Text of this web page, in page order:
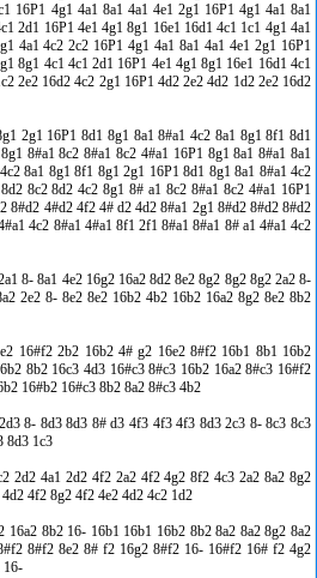
16P1 4g1 4a1 8a1 4a1 4e1 2g1 16P1 4g1 4a1 8a1
2d1 16P1 4e1 4g1 8g1 16e1 16d1 4c1 1c1 4g1 4a1
4a1 4c2 2c2 16P1 4g1 4a1 8a1 4a1 4e1 2g1 16P1
8g1 4c1 4c1 2d1 16P1 4e1 4g1 8g1 16e1 16d1 4c1
2e2 16d2 4c2 2g1 16P1 4d2 2e2 4d2 1d2 2e2 16d2
2g1 16P1 8d1 8g1 8a1 8#a1 4c2 8a1 8g1 8f1 8d1
8#a1 8c2 8#a1 8c2 4#a1 16P1 8g1 8a1 8#a1 8a1
8a1 8g1 8f1 8g1 2g1 16P1 8d1 8g1 8a1 8#a1 4c2
8c2 8d2 4c2 8g1 8# a1 8c2 8#a1 8c2 4#a1 16P1
8#d2 4#d2 4f2 4# d2 4d2 8#a1 2g1 8#d2 8#d2 8#d2
4c2 8#a1 4#a1 8f1 2f1 8#a1 8#a1 8# a1 4#a1 4c2
8- 8a1 4e2 16g2 16a2 8d2 8e2 8g2 8g2 8g2 2a2 8-
2e2 8- 8e2 8e2 16b2 4b2 16b2 16a2 8g2 8e2 8b2
16#f2 2b2 16b2 4# g2 16e2 8#f2 16b1 8b1 16b2
8b2 16c3 4d3 16#c3 8#c3 16b2 16a2 8#c3 16#f2
16#b2 16#c3 8b2 8a2 8#c3 4b2
8- 8d3 8d3 8# d3 4f3 4f3 4f3 8d3 2c3 8- 8c3 8c3
8d3 1c3
2d2 4a1 2d2 4f2 2a2 4f2 4g2 8f2 4c3 2a2 8a2 8g2
4f2 8g2 4f2 4e2 4d2 4c2 1d2
16a2 8b2 16- 16b1 16b1 16b2 8b2 8a2 8a2 8g2 8a2
8#f2 8e2 8# f2 16g2 8#f2 16- 16#f2 16# f2 4g2
16-